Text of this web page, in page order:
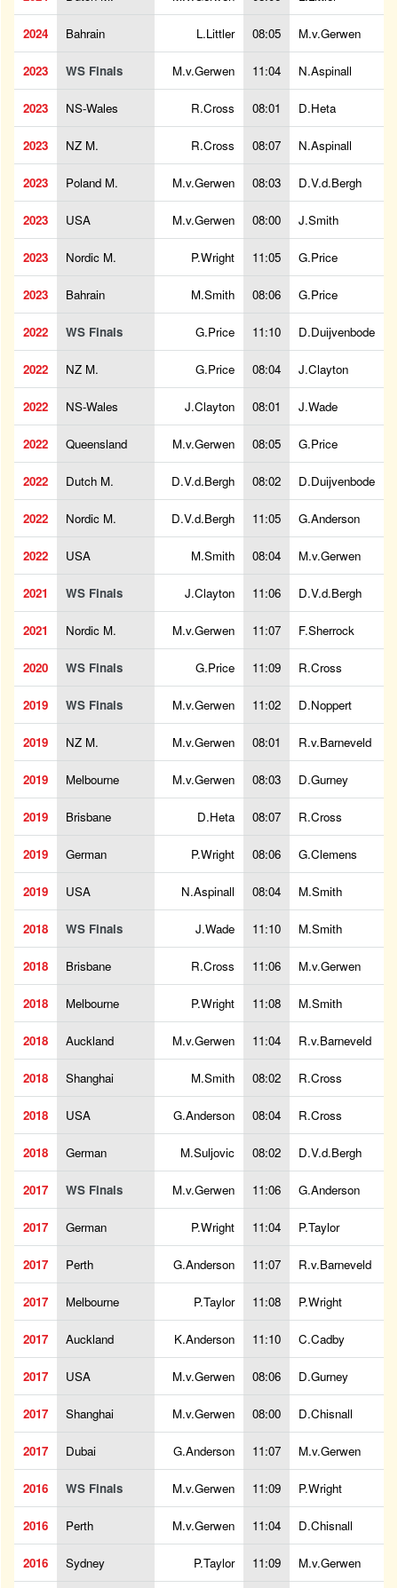
2024 Bahrain L.Littler 08:05 M.v.Gerwen
2023 WS Finals M.v.Gerwen 11:04 N.Aspinall
2023 NS-Wales R.Cross 08:01 D.Heta
2023 NZ M. R.Cross 08:07 N.Aspinall
2023 Poland M. M.v.Gerwen 08:03 D.V.d.Bergh
2023 USA M.v.Gerwen 08:00 J.Smith
2023 Nordic M. P.Wright 11:05 G.Price
2023 Bahrain M.Smith 08:06 G.Price
2022 WS Finals G.Price 11:10 D.Duijvenbode
2022 NZ M. G.Price 08:04 J.Clayton
2022 NS-Wales J.Clayton 08:01 J.Wade
2022 Queensland M.v.Gerwen 08:05 G.Price
2022 Dutch M. D.V.d.Bergh 08:02 D.Duijvenbode
2022 Nordic M. D.V.d.Bergh 11:05 G.Anderson
2022 USA M.Smith 08:04 M.v.Gerwen
2021 WS Finals J.Clayton 11:06 D.V.d.Bergh
2021 Nordic M. M.v.Gerwen 11:07 F.Sherrock
2020 WS Finals G.Price 11:09 R.Cross
2019 WS Finals M.v.Gerwen 11:02 D.Noppert
2019 NZ M. M.v.Gerwen 08:01 R.v.Barneveld
2019 Melbourne M.v.Gerwen 08:03 D.Gurney
2019 Brisbane D.Heta 08:07 R.Cross
2019 German P.Wright 08:06 G.Clemens
2019 USA N.Aspinall 08:04 M.Smith
2018 WS Finals J.Wade 11:10 M.Smith
2018 Brisbane R.Cross 11:06 M.v.Gerwen
2018 Melbourne P.Wright 11:08 M.Smith
2018 Auckland M.v.Gerwen 11:04 R.v.Barneveld
2018 Shanghai M.Smith 08:02 R.Cross
2018 USA G.Anderson 08:04 R.Cross
2018 German M.Suljovic 08:02 D.V.d.Bergh
2017 WS Finals M.v.Gerwen 11:06 G.Anderson
2017 German P.Wright 11:04 P.Taylor
2017 Perth G.Anderson 11:07 R.v.Barneveld
2017 Melbourne P.Taylor 11:08 P.Wright
2017 Auckland K.Anderson 11:10 C.Cadby
2017 USA M.v.Gerwen 08:06 D.Gurney
2017 Shanghai M.v.Gerwen 08:00 D.Chisnall
2017 Dubai G.Anderson 11:07 M.v.Gerwen
2016 WS Finals M.v.Gerwen 11:09 P.Wright
2016 Perth M.v.Gerwen 11:04 D.Chisnall
2016 Sydney P.Taylor 11:09 M.v.Gerwen